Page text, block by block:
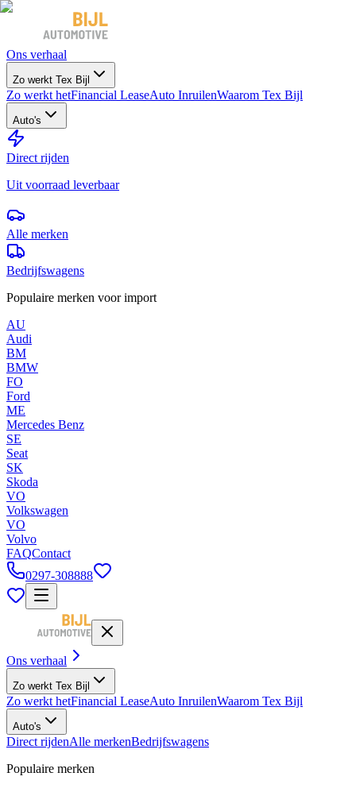
Ons verhaal
Zo werkt Tex Bijl
Zo werkt hetFinancial LeaseAuto InruilenWaarom Tex Bijl
Auto's
Direct rijden
Uit voorraad leverbaar
Alle merken
Bedrijfswagens
Populaire merken voor import
AU
Audi
BM
BMW
FO
Ford
ME
Mercedes Benz
SE
Seat
SK
Skoda
VO
Volkswagen
VO
Volvo
FAQContact
0297-308888
Ons verhaal
Zo werkt Tex Bijl
Zo werkt hetFinancial LeaseAuto InruilenWaarom Tex Bijl
Auto's
Direct rijdenAlle merkenBedrijfswagens
Populaire merken